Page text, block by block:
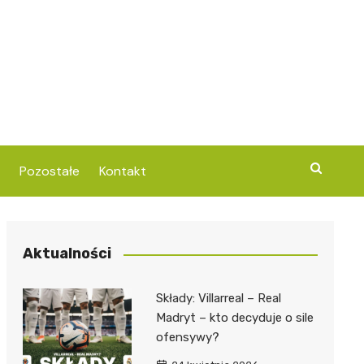
Pozostałe Kontakt
Aktualności
Składy: Villarreal – Real
Madryt – kto decyduje o sile
ofensywy?